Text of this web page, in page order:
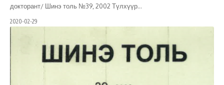
докторант/ Шинэ толь №39, 2002 Түлхүүр…
2020-02-29